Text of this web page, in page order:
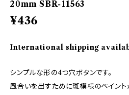
20mm SBR-11563
¥436
International shipping
シンプルな形の4つ穴ボタンです。
風合いを出すために斑模様のペイント